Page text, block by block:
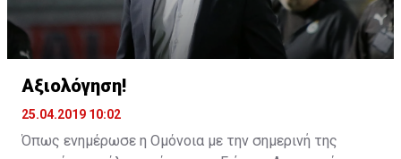
Αξιολόγηση!
25.04.2019 10:02
Όπως ενημέρωσε η Ομόνοια με την σημερινή της